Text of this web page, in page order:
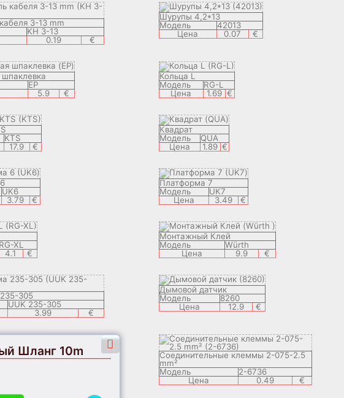
3-13 mm
KH 3-13
0.19 €
Шурупы 4,2*13
Модель
42013
Цена
0.07 €
EP
5.9 €
Кольца L
Модель
RG-L
Цена
1.69 €
KTS
17.9 €
Квадрат
Модель
QUA
Цена
1.89 €
UK6
3.79 €
Платформа 7
Модель
UK7
Цена
3.49 €
RG-XL
4.1 €
Монтажный Клей
Модель
Würth
Цена
9.9 €
305
UUK 235-305
3.99 €
Дымовой датчик
Модель
8260
Цена
12.9 €
TTO
Соединительные клеммы 2-075-2.5
mm²
Модель
2-6736
Цена
0.49 €
Шланг 10m